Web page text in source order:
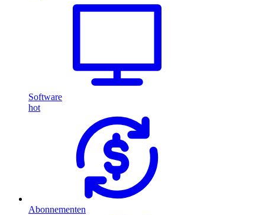
Software
hot
Abonnementen